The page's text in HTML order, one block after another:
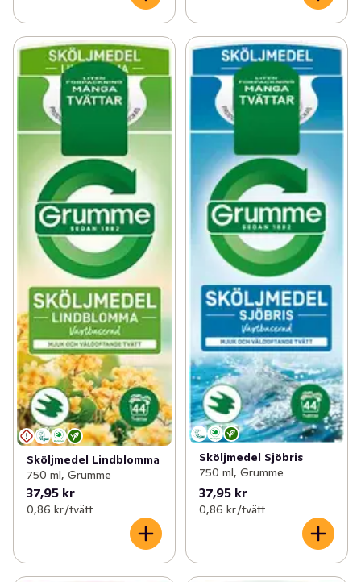
Sköljmedel Lindblomma
750 ml, Grumme
37,95 kr
0,86 kr /tvätt
Sköljmedel Sjöbris
750 ml, Grumme
37,95 kr
0,86 kr /tvätt